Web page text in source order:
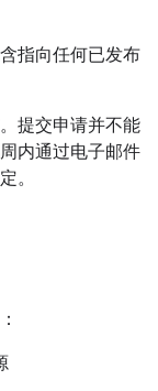
指向任何已发布
提交申请并不能
内通过电子邮件
。